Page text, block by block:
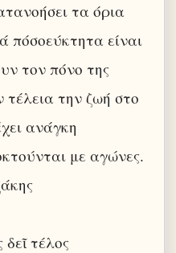
τα όρια
πόσοεύκτητα είναι
τον πόνο της
τέλεια την ζωή στο
ανάγκη
με αγώνες.
τέλος